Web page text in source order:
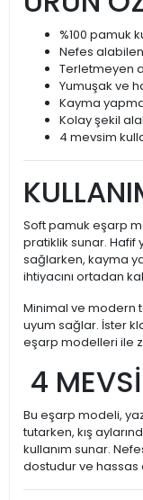
%100 pamuk
Nefes
Terletmeyen
Yumuşak ve
Kayma
Kolay şekil
4 mevsim
Soft pamuk eşarp
pratiklik sunar. Hafif
sağlarken, kayma
ihtiyacını ortadan
Minimal ve modern
uyum sağlar. İster
eşarp modelleri ile
4
Bu eşarp modeli,
tutarken, kış
kullanım sunar.
dostudur ve hassas